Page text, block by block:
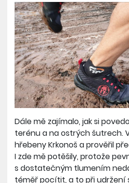
Dále mě zajímalo, jak si
terénu a na ostrých šutrech.
hřebeny Krkonoš a prověřil
I zde mě potěšily, protože
s dostatečným tlumením
téměř pocítit, a to při udržení